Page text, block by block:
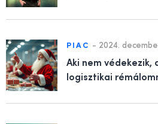
PIAC - 2024.
Aki nem védekezik,
logisztikai